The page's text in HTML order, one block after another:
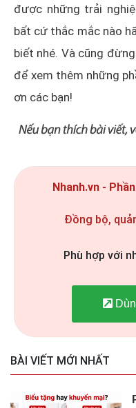
được những trải
bất cứ thắc mắc nào
biết nhé. Và cũng
để xem thêm những
ơn các bạn!
Nhanh.vn -
Đồng bộ,
Phù hợp với
BÀI VIẾT MỚI NHẤT